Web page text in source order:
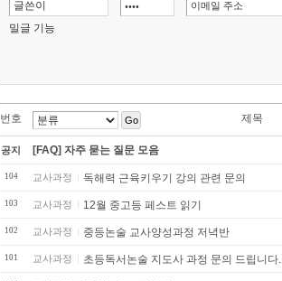
밀글 기능
번호 Go 제목
공지 [FAQ] 자주 묻는 질문 모음
104 교사과정 독해력 근육키우기 강의 관련 문의
103 교사과정 12월 중고등 페스트 읽기
102 교사과정 중등논술 교사양성과정 저녁반
101 교사과정 초등독서논술 지도사 과정 문의 드립니다.